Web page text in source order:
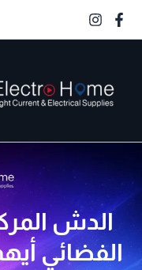
الدش
الفضائي